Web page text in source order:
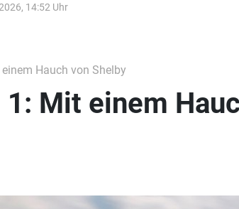
14:52 Uhr
Hauch von Shelby
Mit einem